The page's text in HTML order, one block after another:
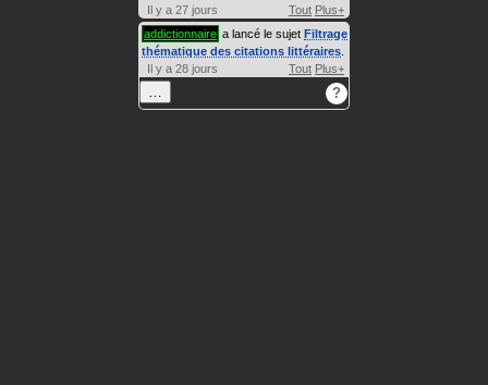
Il y a 27 jours
Tout Plus+
addictionnaire a lancé le sujet Filtrage
thématique des citations littéraires
Il y a 28 jours
Tout Plus+
?